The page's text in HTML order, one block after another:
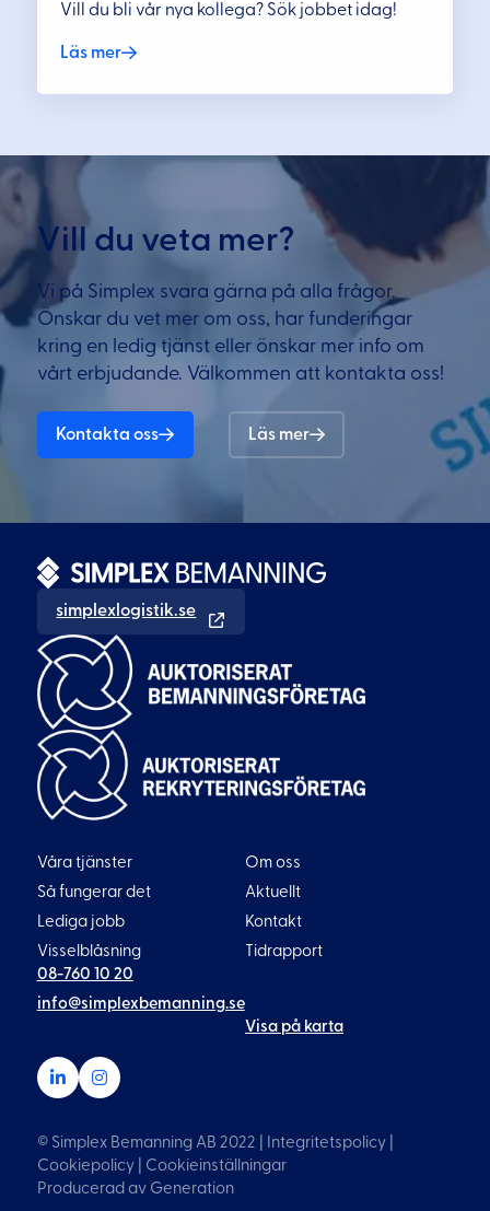
Vill du bli vår nya kollega? Sök jobbet idag!
Läs mer
Vill du veta mer?
Vi på Simplex svara gärna på alla frågor.
Önskar du vet mer om oss, har funderingar
kring en ledig tjänst eller önskar mer info om
vårt erbjudande. Välkommen att kontakta oss!
Kontakta oss Läs mer
simplexlogistik.se
08-760 10 20
info@simplexbemanning.se
Visa på karta
Våra tjänster
Så fungerar det
Lediga jobb
Visselblåsning
Om oss
Aktuellt
Kontakt
Tidrapport
© Simplex Bemanning AB 2022 | Integritetspolicy|
Cookiepolicy| Cookieinställningar
Producerad av Generation